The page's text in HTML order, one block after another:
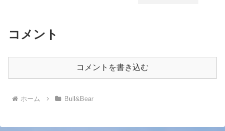
コメント
コメントを書き込む
ホーム Bull&Bear